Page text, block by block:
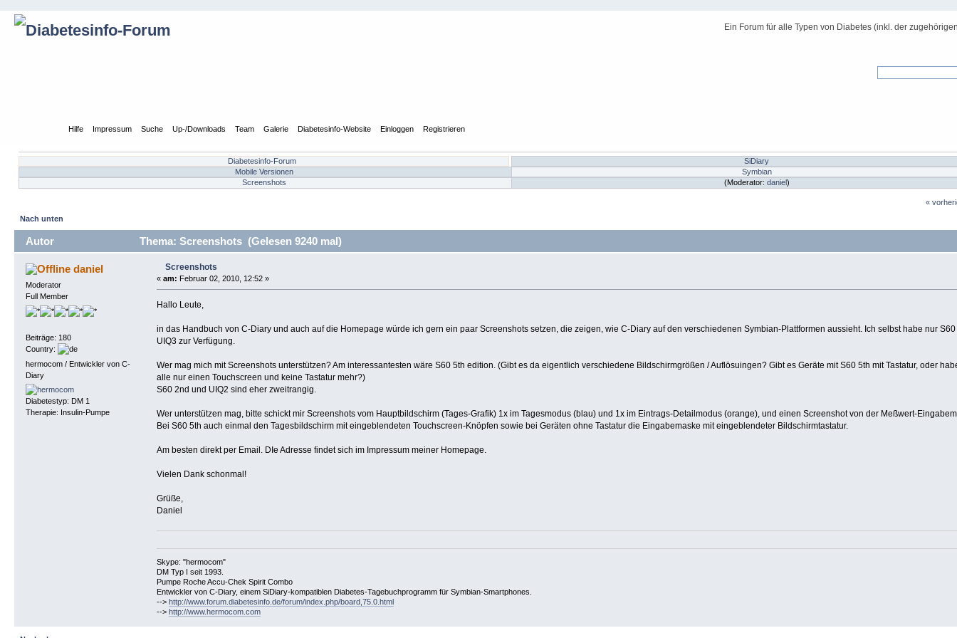
Ein Forum für alle Typen von Diabetes (inkl. der
Hilfe Impressum Suche Up-/Downloads Team Galerie Diabetesinfo-Website Einloggen Registrieren
Diabetesinfo-Forum
SiDiary
Mobile Versionen
Symbian
Screenshots
(Moderator: daniel)
«
Nach unten
Autor Thema: Screenshots (Gelesen 9240 mal)
daniel
Moderator
Full Member
Beiträge: 180
Country:
hermocom / Entwickler von C-
Diary
Diabetestyp: DM 1
Therapie: Insulin-Pumpe
Screenshots
« am: Februar 02, 2010, 12:52 »
Hallo Leute,
in das Handbuch von C-Diary und auch auf die Homepage würde ich gern ein paar Screenshots setzen, die zeigen, wie C-Diary auf den verschiedenen Symbian-Plattformen aussieht. Ich selbst habe nur
UIQ3 zur Verfügung.
Wer mag mich mit Screenshots unterstützen? Am interessantesten wäre S60 5th edition. (Gibt es da eigentlich verschiedene Bildschirmgrößen / Auflösuingen? Gibt es Geräte mit S60 5th mit Tastatur, oder
alle nur einen Touchscreen und keine Tastatur mehr?)
S60 2nd und UIQ2 sind eher zweitrangig.
Wer unterstützen mag, bitte schickt mir Screenshots vom Hauptbildschirm (Tages-Grafik) 1x im Tagesmodus (blau) und 1x im Eintrags-Detailmodus (orange), und einen Screenshot von der Meßwert-
Bei S60 5th auch einmal den Tagesbildschirm mit eingeblendeten Touchscreen-Knöpfen sowie bei Geräten ohne Tastatur die Eingabemaske mit eingeblendeter Bildschirmtastatur.
Am besten direkt per Email. DIe Adresse findet sich im Impressum meiner Homepage.
Vielen Dank schonmal!
Grüße,
Daniel
Skype: "hermocom"
DM Typ I seit 1993.
Pumpe Roche Accu-Chek Spirit Combo
Entwickler von C-Diary, einem SiDiary-kompatiblen Diabetes-Tagebuchprogramm für Symbian-Smartphones.
--> http://www.forum.diabetesinfo.de/forum/index.php/board,75.0.html
--> http://www.hermocom.com